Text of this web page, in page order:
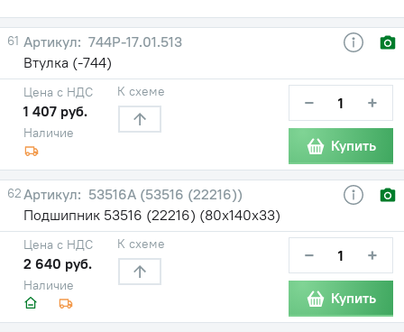
61
744Р-17.01.513
Втулка (-744)
Наличие
Цена с НДС
1 407 руб.
К схеме − +
Купить
62
53516А (53516 (22216))
Подшипник 53516 (22216) (80х140х33)
Наличие
Цена с НДС
2 640 руб.
К схеме − +
Купить